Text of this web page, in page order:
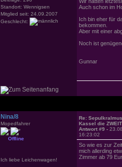
Standort: Wennigsen
Mitglied seit: 24.09.2007
Geschlecht:
Auch schon im
Ich bin eher für
bekommen.
Aber mit einer
Noch ist
Gunnar
Nina/8
Mopedfahrer
Offline
Ich liebe Leichenwagen!
Re:
Kassel die
Antwort #9 -
16:23:02
So wie es zur
mich allerding
Zimmer ab 79